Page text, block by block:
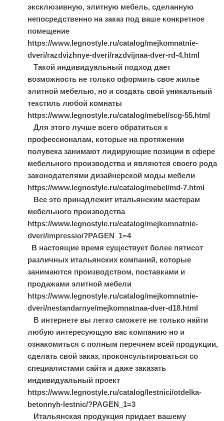
эксклюзивную, элитную мебель, сделанную
непосредственно на заказ под ваше конкретное
помещение
https://www.legnostyle.ru/catalog/mejkomnatnie-
dveri/razdvizhnye-dveri/razdvijnaa-dver-rd-4.html
Такой индивидуальный подход дает
возможность не только оформить свое жилье
элитной мебелью, но и создать свой уникальный
текстиль любой комнаты
https://www.legnostyle.ru/catalog/mebel/scg-55.html
Для этого лучше всего обратиться к
профессионалам, которые на протяжении
полувека занимают лидирующие позиции в сфере
мебельного производства и являются своего рода
законодателями дизайнерской моды мебели
https://www.legnostyle.ru/catalog/mebel/md-7.html
Все это принадлежит итальянским мастерам
мебельного производства
https://www.legnostyle.ru/catalog/mejkomnatnie-
dveri/impressio/?PAGEN_1=4
В настоящие время существует более пятисот
различных итальянских компаний, которые
занимаются производством, поставками и
продажами элитной мебели
https://www.legnostyle.ru/catalog/mejkomnatnie-
dveri/nestandarnye/mejkomnatnaa-dver-d18.html
В интернете вы легко сможете не только найти
любую интересующую вас компанию но и
ознакомиться с полным перечнем всей продукции,
сделать свой заказ, проконсультироваться со
специалистами сайта и даже заказать
индивидуальный проект
https://www.legnostyle.ru/catalog/lestnici/otdelka-
betonnyh-lestnic/?PAGEN_1=3
Итальянская продукция придает вашему